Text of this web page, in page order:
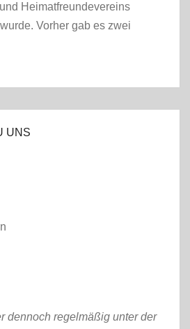
Heimatfreundevereins
Vorher gab es zwei
UNS
dennoch regelmäßig unter der